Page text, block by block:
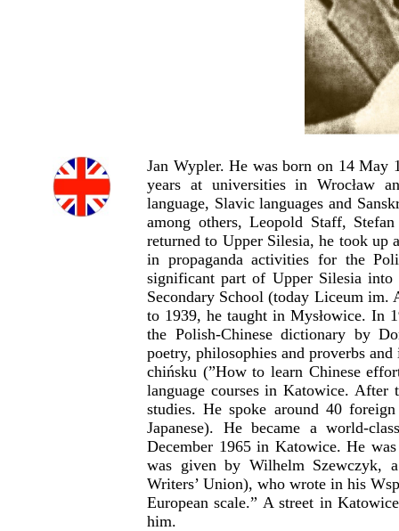
Jan Wypler. He was born on 14 May
years at universities in Wrocław
language, Slavic languages and
among others, Leopold Staff,
returned to Upper Silesia, he took up
in propaganda activities for the
significant part of Upper Silesia into
Secondary School (today Liceum
to 1939, he taught in Mysłowice. In
the Polish-Chinese dictionary by
poetry, philosophies and proverbs
chińsku (”How to learn Chinese
language courses in Katowice. After
studies. He spoke around 40
Japanese). He became a world-
December 1965 in Katowice. He
was given by Wilhelm Szewczyk,
Writers’ Union), who wrote in his
European scale.” A street in
him.